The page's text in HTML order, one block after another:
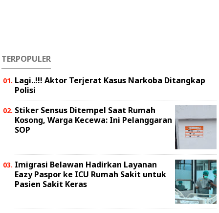
TERPOPULER
Lagi..!!! Aktor Terjerat Kasus Narkoba Ditangkap
Polisi
Stiker Sensus Ditempel Saat Rumah
Kosong, Warga Kecewa: Ini Pelanggaran
SOP
Imigrasi Belawan Hadirkan Layanan
Eazy Paspor ke ICU Rumah Sakit untuk
Pasien Sakit Keras